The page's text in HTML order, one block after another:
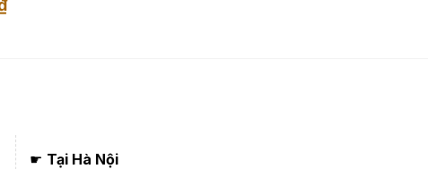
hiện
☛ Tại Hà Nội